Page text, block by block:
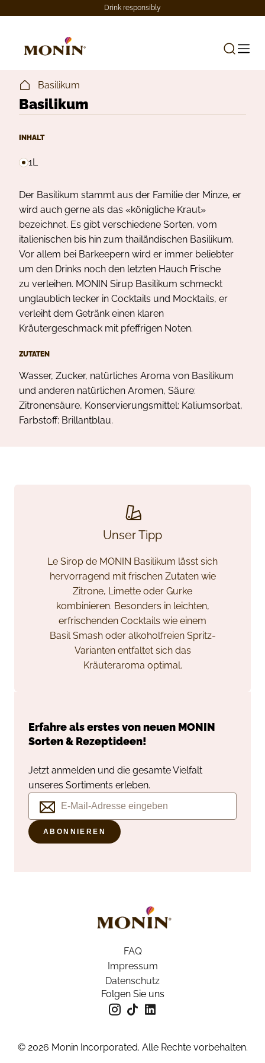
Drink responsibly
Basilikum
Basilikum
INHALT
1L
Der Basilikum stammt aus der Familie der Minze, er
wird auch gerne als das «königliche Kraut»
bezeichnet. Es gibt verschiedene Sorten, vom
italienischen bis hin zum thailändischen Basilikum.
Vor allem bei Barkeepern wird er immer beliebter
um den Drinks noch den letzten Hauch Frische
zu verleihen. MONIN Sirup Basilikum schmeckt
unglaublich lecker in Cocktails und Mocktails, er
verleiht dem Getränk einen klaren
Kräutergeschmack mit pfeffrigen Noten.
ZUTATEN
Wasser, Zucker, natürliches Aroma von Basilikum
und anderen natürlichen Aromen, Säure:
Zitronensäure, Konservierungsmittel: Kaliumsorbat,
Farbstoff: Brillantblau.
Unser Tipp
Le Sirop de MONIN Basilikum lässt sich
hervorragend mit frischen Zutaten wie
Zitrone, Limette oder Gurke
kombinieren. Besonders in leichten,
erfrischenden Cocktails wie einem
Basil Smash oder alkoholfreien Spritz-
Varianten entfaltet sich das
Kräuteraroma optimal.
Erfahre als erstes von neuen MONIN
Sorten & Rezeptideen!
Jetzt anmelden und die gesamte Vielfalt
unseres Sortiments erleben.
ABONNIEREN
FAQ
Impressum
Datenschutz
Folgen Sie uns
© 2026 Monin Incorporated. Alle Rechte vorbehalten.